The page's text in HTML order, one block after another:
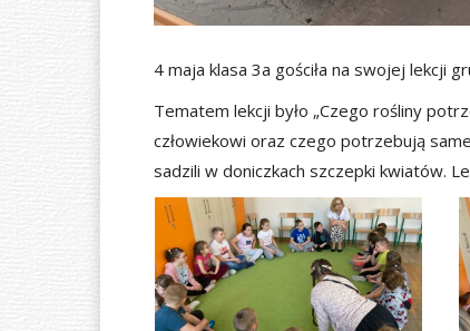
4 maja klasa 3a gościła na swojej lekcji
Tematem lekcji było „Czego rośliny
człowiekowi oraz czego potrzebują
sadzili w doniczkach szczepki kwiatów.